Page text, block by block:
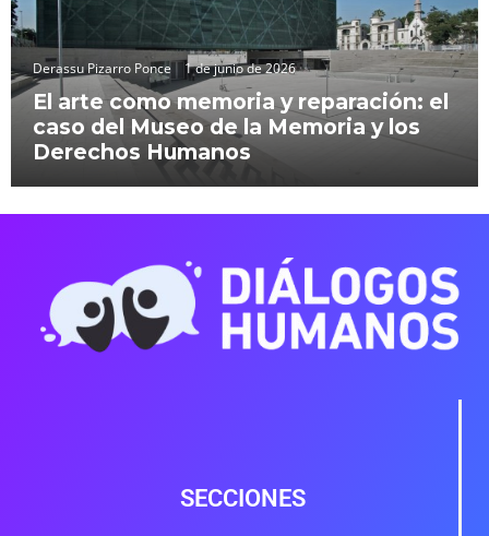
Derassu Pizarro Ponce 1 de junio de 2026
El arte como memoria y reparación: el
caso del Museo de la Memoria y los
Derechos Humanos
SECCIONES